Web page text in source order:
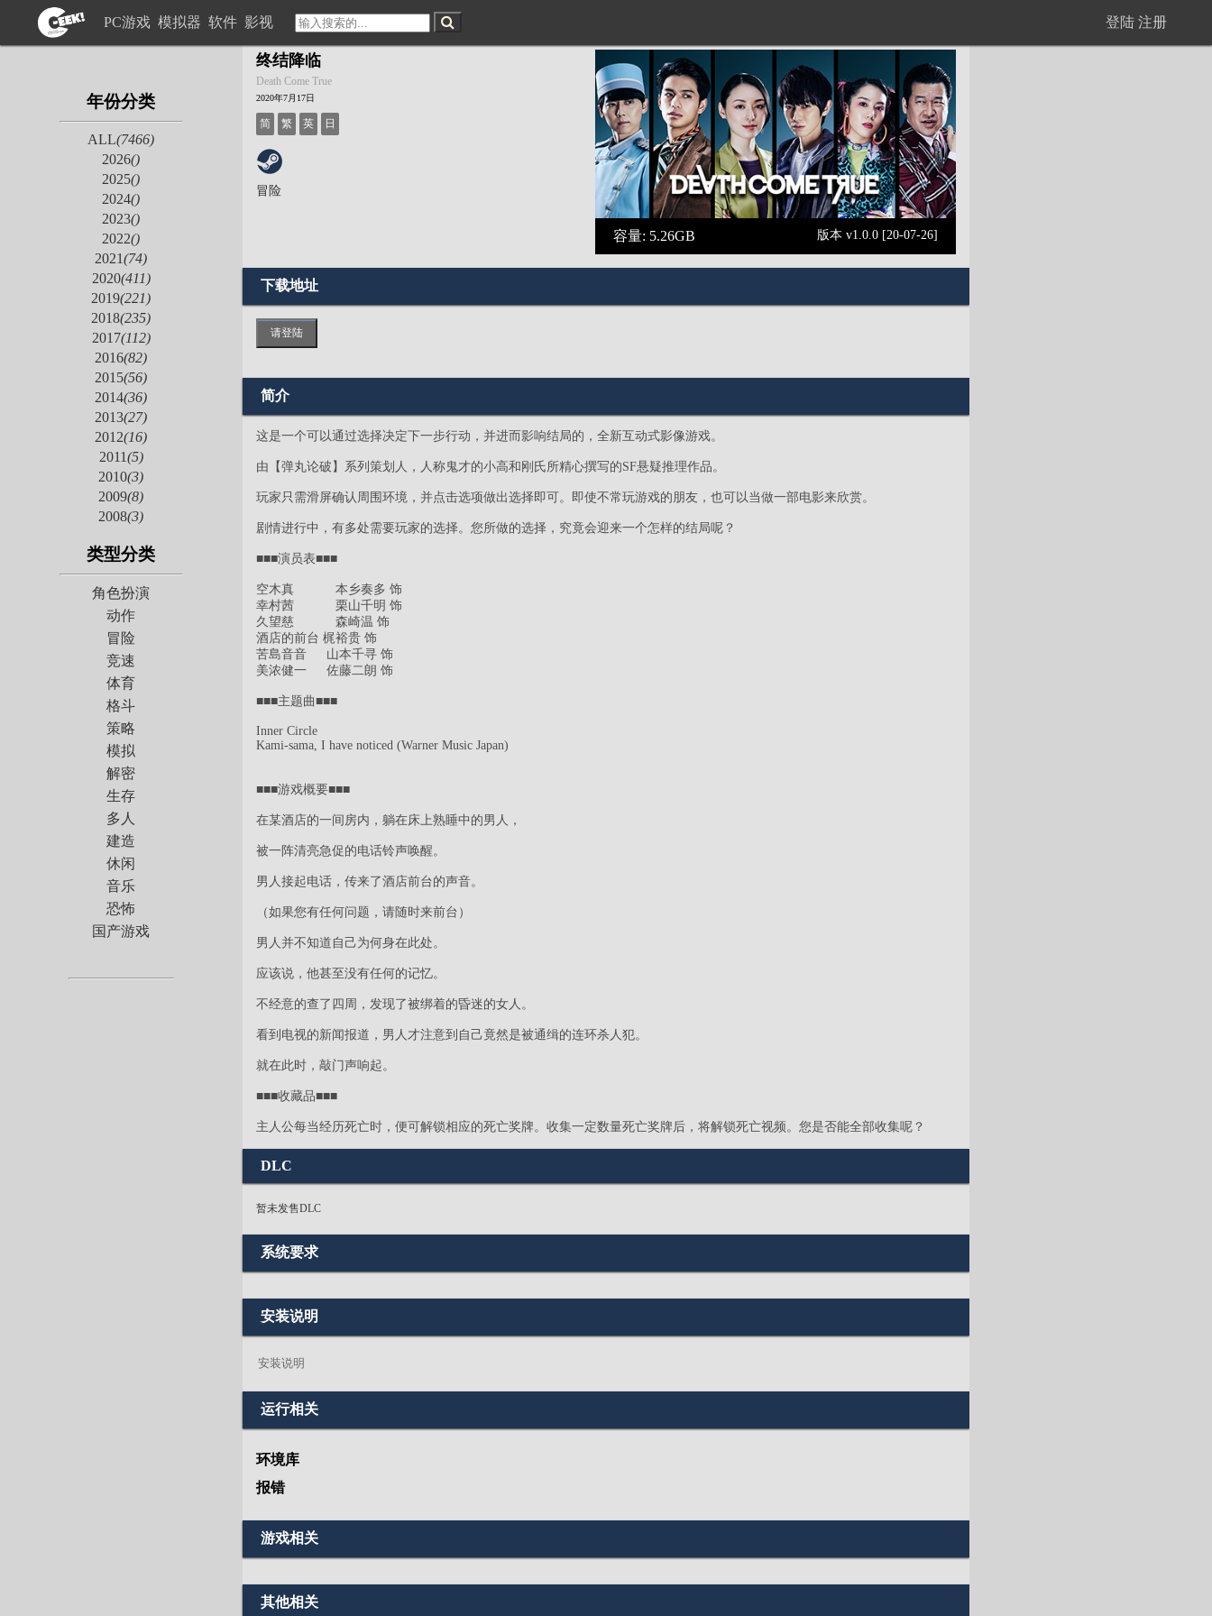
PC游戏 模拟器 软件 影视 登陆 注册
年份分类
ALL(7466)
2026()
2025()
2024()
2023()
2022()
2021(74)
2020(411)
2019(221)
2018(235)
2017(112)
2016(82)
2015(56)
2014(36)
2013(27)
2012(16)
2011(5)
2010(3)
2009(8)
2008(3)
类型分类
角色扮演
动作
冒险
竞速
体育
格斗
策略
模拟
解密
生存
多人
建造
休闲
音乐
恐怖
国产游戏
终结降临
Death Come True
2020年7月17日
简 繁 英 日
冒险
容量: 5.26GB 版本 v1.0.0 [20-07-26]
下载地址
请登陆
简介
这是一个可以通过选择决定下一步行动，并进而影响结局的，全新互动式影像游戏。
由【弹丸论破】系列策划人，人称鬼才的小高和刚氏所精心撰写的SF悬疑推理作品。
玩家只需滑屏确认周围环境，并点击选项做出选择即可。即使不常玩游戏的朋友，也可以当做一部电影来欣赏。
剧情进行中，有多处需要玩家的选择。您所做的选择，究竟会迎来一个怎样的结局呢？
■■■演员表■■■
空木真 本乡奏多 饰
幸村茜 栗山千明 饰
久望慈 森崎温 饰
酒店的前台 梶裕贵 饰
苦島音音 山本千寻 饰
美浓健一 佐藤二朗 饰
■■■主题曲■■■
Inner Circle
Kami-sama, I have noticed (Warner Music Japan)
■■■游戏概要■■■
在某酒店的一间房内，躺在床上熟睡中的男人，
被一阵清亮急促的电话铃声唤醒。
男人接起电话，传来了酒店前台的声音。
（如果您有任何问题，请随时来前台）
男人并不知道自己为何身在此处。
应该说，他甚至没有任何的记忆。
不经意的查了四周，发现了被绑着的昏迷的女人。
看到电视的新闻报道，男人才注意到自己竟然是被通缉的连环杀人犯。
就在此时，敲门声响起。
■■■收藏品■■■
主人公每当经历死亡时，便可解锁相应的死亡奖牌。收集一定数量死亡奖牌后，将解锁死亡视频。您是否能全部收集呢？
DLC
暂未发售DLC
系统要求
安装说明
安装说明
运行相关
环境库
报错
游戏相关
其他相关